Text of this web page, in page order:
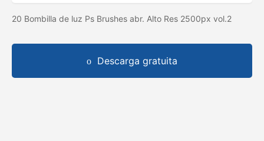
20 Bombilla de luz Ps Brushes abr. Alto Res 2500px vol.2
Descarga gratuita